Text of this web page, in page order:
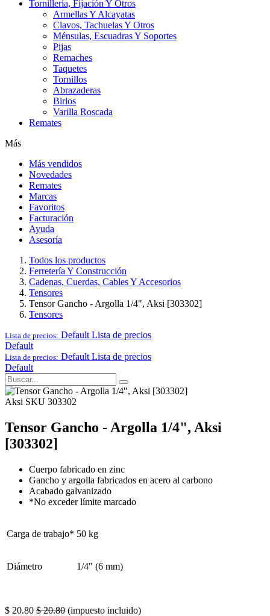
Tornillería, Fijación Y Otros
Armellas Y Alcayatas
Clavos, Tachuelas Y Otros
Ménsulas, Escuadras Y Soportes
Pijas
Remaches
Taquetes
Tornillos
Abrazaderas
Birlos
Varilla Roscada
Remates
Más
Más vendidos
Novedades
Remates
Marcas
Favoritos
Facturación
Ayuda
Asesoría
Todos los productos
Ferretería Y Construcción
Cadenas, Cuerdas, Cables Y Accesorios
Tensores
Tensor Gancho - Argolla 1/4", Aksi [303302]
Tensores
Lista de precios: Default Lista de precios
Default
Lista de precios: Default Lista de precios
Default
Aksi SKU 303302
Tensor Gancho - Argolla 1/4", Aksi
[303302]
Cuerpo fabricado en zinc
Gancho y argolla fabricados en acero al carbono
Acabado galvanizado
*No exceder límite marcado
Carga de trabajo* 50 kg
Diámetro 1/4" (6 mm)
$ 20.80 $20.80 (impuesto incluido)